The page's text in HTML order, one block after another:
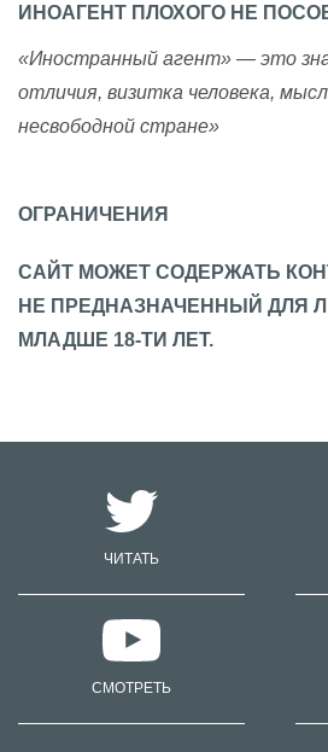
ИНОАГЕНТ ПЛОХОГО НЕ
«Иностранный агент» — это
отличия, визитка человека,
несвободной стране»
ОГРАНИЧЕНИЯ
САЙТ МОЖЕТ СОДЕРЖАТЬ
НЕ ПРЕДНАЗНАЧЕННЫЙ ДЛЯ
МЛАДШЕ 18-ТИ ЛЕТ.
ЧИТАТЬ
СМОТРЕТЬ